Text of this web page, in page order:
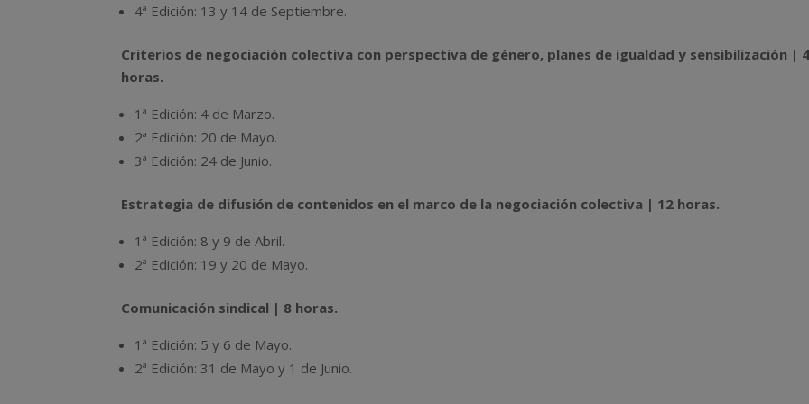
4ª Edición: 13 y 14 de Septiembre.
Criterios de negociación colectiva con perspectiva de género, planes de igualdad y sensibilización |
horas.
1ª Edición: 4 de Marzo.
2ª Edición: 20 de Mayo.
3ª Edición: 24 de Junio.
Estrategia de difusión de contenidos en el marco de la negociación colectiva | 12 horas.
1ª Edición: 8 y 9 de Abril.
2ª Edición: 19 y 20 de Mayo.
Comunicación sindical | 8 horas.
1ª Edición: 5 y 6 de Mayo.
2ª Edición: 31 de Mayo y 1 de Junio.